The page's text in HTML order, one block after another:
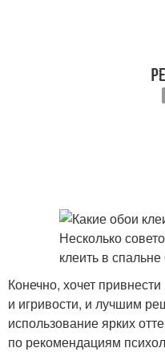
Конечно, хочет
и игривости, и лучшим
использование ярких
по рекомендациям